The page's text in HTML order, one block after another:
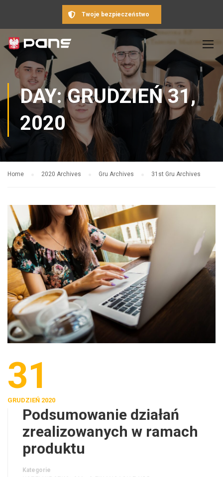
Twoje bezpieczeństwo
DAY: GRUDZIEŃ 31,
2020
Home 2020 Archives Gru Archives 31st Gru Archives
31
GRUDZIEŃ 2020
Podsumowanie działań
zrealizowanych w ramach
produktu
Kategorie